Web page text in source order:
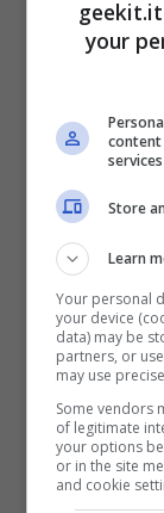
attacchi e
vittoriosi
armi
bonus
che
luglio.
esistente
tema a
Series X|S,
your
content
Store
Learn
Your personal
your device
data) may be
partners, or
may use
Some vendors
of legitimate
your options
or in the site
and cookie